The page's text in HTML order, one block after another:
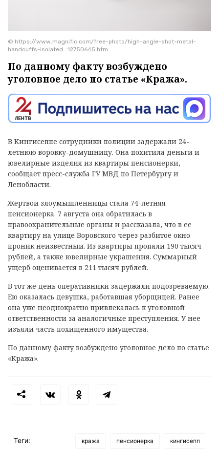
© https://www.magnific.com/free-photo/high-angle-shot-metal-
handcuffs-isolated_12750645.htm
По данному факту возбуждено
уголовное дело по статье «Кража».
В Кингисеппе сотрудники полиции задержали 24-
летнюю воровку-домушницу. Она похитила деньги и
ювелирные изделия из квартиры пенсионерки,
сообщает пресс-служба ГУ МВД по Петербургу и
Ленобласти.
Жертвой злоумышленницы стала 74-летняя
пенсионерка. 7 августа она обратилась в
правоохранительные органы и рассказала, что в ее
квартиру на улице Воровского через разбитое окно
проник неизвестный. Из квартиры пропали 190 тысяч
рублей, а также ювелирные украшения. Суммарный
ущерб оценивается в 211 тысяч рублей.
В тот же день оперативники задержали подозреваемую.
Ею оказалась девушка, работавшая уборщицей. Ранее
она уже неоднократно привлекалась к уголовной
ответственности за аналогичные преступления. У нее
изъяли часть похищенного имущества.
По данному факту возбуждено уголовное дело по статье
«Кража».
Теги: кража пенсионерка кингисепп